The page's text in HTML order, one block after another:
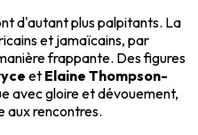
d'autant plus palpitants. La
et jamaïcains, par
frappante. Des figures
et Elaine Thompson-
avec gloire et dévouement,
aux rencontres.